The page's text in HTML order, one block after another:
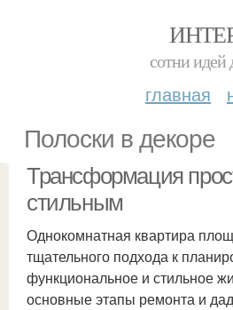
сотни идей
главная
Полоски в декоре
Трансформация
стильным
Однокомнатная квартира
тщательного подхода к
функциональное и стильное
основные этапы ремонта и